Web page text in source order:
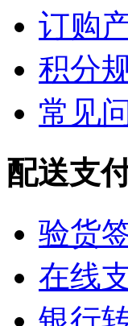
订购
积分
常见
配送支
验货
在线